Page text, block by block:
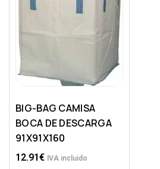
BIG-BAG CAMISA
BOCA DE DESCARGA
91X91X160
12.91€ IVA incluido